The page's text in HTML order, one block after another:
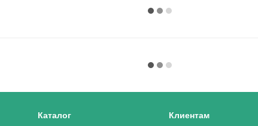
Каталог Клиентам